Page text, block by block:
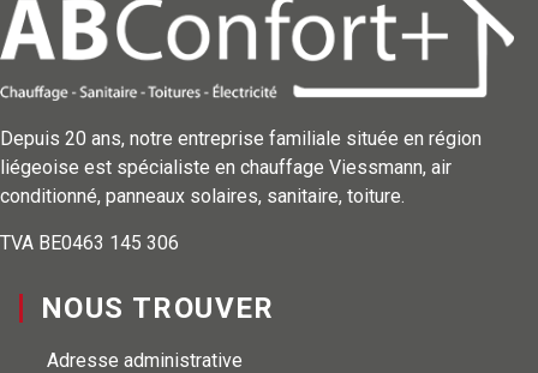
Depuis 20 ans, notre entreprise familiale située en région
liégeoise est spécialiste en chauffage Viessmann, air
conditionné, panneaux solaires, sanitaire, toiture.
TVA BE0463 145 306
NOUS TROUVER
Adresse administrative